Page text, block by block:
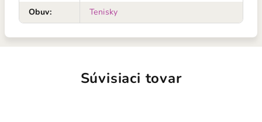
Obuv: Tenisky
Súvisiaci tovar